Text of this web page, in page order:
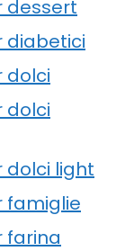
dessert
diabetici
dolci
dolci
dolci light
famiglie
farina